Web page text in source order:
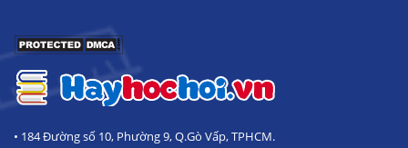
• 184 Đường số 10, Phường 9, Q.Gò Vấp, TPHCM.